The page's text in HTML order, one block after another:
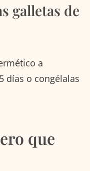
galletas de
a
días o congélalas
que